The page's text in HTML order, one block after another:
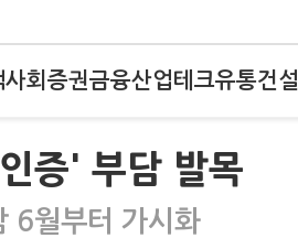
사회 증권금융산업테크유통건설
증' 부담 발목
6월부터 가시화